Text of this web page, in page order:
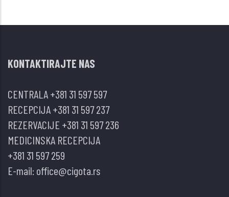
KONTAKTIRAJTE NAS
CENTRALA+381 31 597 597
RECEPCIJA+381 31 597 237
REZERVACIJE +381 31 597 236
MEDICINSKA RECEPCIJA
+381 31 597 259
E-mail: office@cigota.rs